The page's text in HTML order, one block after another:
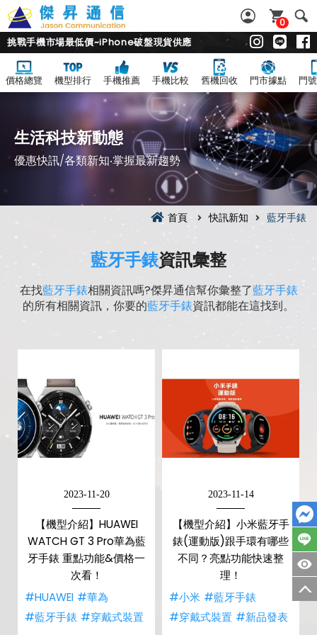
0
挑戰手機市場最低價~iPhone破盤現貨供應
價格總覽 機型排行 手機推薦 手機比較 舊機回收 門市據點 門
生活科技新動態
優惠快訊/各類新知‧掌握最新趨勢
首頁 快訊新知 藍牙手錶
藍牙手錶資訊彙整
在找藍牙手錶相關資訊嗎?傑昇通信幫你彙整了藍牙手錶
的所有相關資訊，你要的藍牙手錶資訊都能在這找到。
2023-11-20
【機型介紹】HUAWEI
WATCH GT 3 Pro華為藍
牙手錶 重點功能&價格一
次看！
#HUAWEI #華為
#藍牙手錶 #穿戴式裝置
2023-11-14
【機型介紹】小米藍牙手
錶(運動版)跟手環有哪些
不同？亮點功能快速整
理！
#小米 #藍牙手錶
#穿戴式裝置 #新品發表